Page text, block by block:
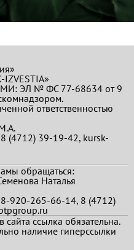
IZVESTIA»
СМИ: ЭЛ № ФС 77-68634 от 9
ответственностью
(4712) 39-19-42, kursk-
обращаться:
Наталья
920-265-66-14, 8 (4712)
ссылка обязательна.
наличие гиперссылки